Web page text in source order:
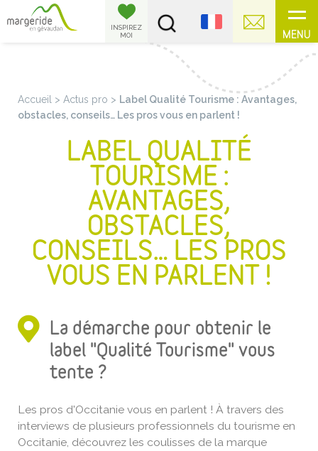
MENU
INSPIREZ
MOI
Accueil > Actus pro > Label Qualité Tourisme : Avantages,
obstacles, conseils… Les pros vous en parlent !
LABEL QUALITÉ
TOURISME :
AVANTAGES,
OBSTACLES,
CONSEILS… LES PROS
VOUS EN PARLENT !
La démarche pour obtenir le
label "Qualité Tourisme" vous
tente ?
Les pros d'Occitanie vous en parlent ! À travers des
interviews de plusieurs professionnels du tourisme en
Occitanie, découvrez les coulisses de la marque
Panneau de gestion des cookies